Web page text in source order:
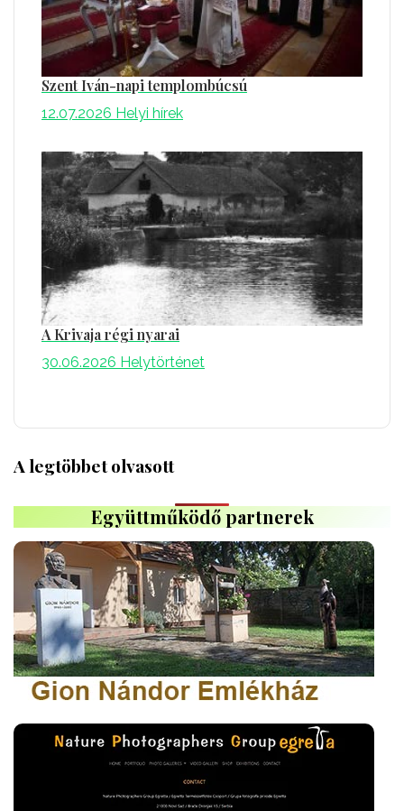
Szent Iván-napi templombúcsú
12.07.2026 Helyi hírek
A Krivaja régi nyarai
30.06.2026 Helytörténet
A legtöbbet olvasott
Együttműködő partnerek